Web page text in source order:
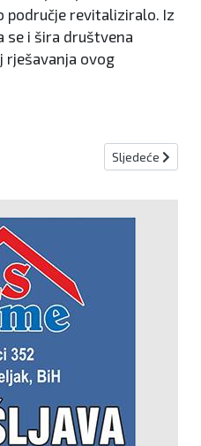
područje revitaliziralo. Iz
se i šira društvena
rješavanja ovog
su vakcine iskorijenile
Sljedeći članak:
Sljedeće